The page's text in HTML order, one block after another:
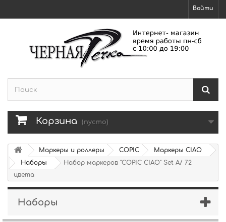
Войти
Корзина (пусто)
Маркеры и роллеры COPIC
Маркеры CIAO
Наборы
Набор маркеров "COPIC CIAO" Set A/ 72
цвета
Наборы